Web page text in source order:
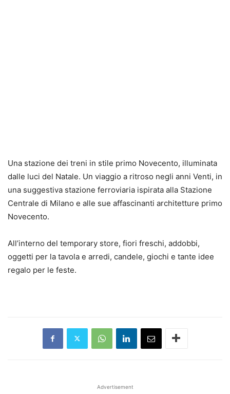
Una stazione dei treni in stile primo Novecento, illuminata
dalle luci del Natale. Un viaggio a ritroso negli anni Venti, in
una suggestiva stazione ferroviaria ispirata alla Stazione
Centrale di Milano e alle sue affascinanti architetture primo
Novecento.
All’interno del temporary store, fiori freschi, addobbi,
oggetti per la tavola e arredi, candele, giochi e tante idee
regalo per le feste.
Advertisement